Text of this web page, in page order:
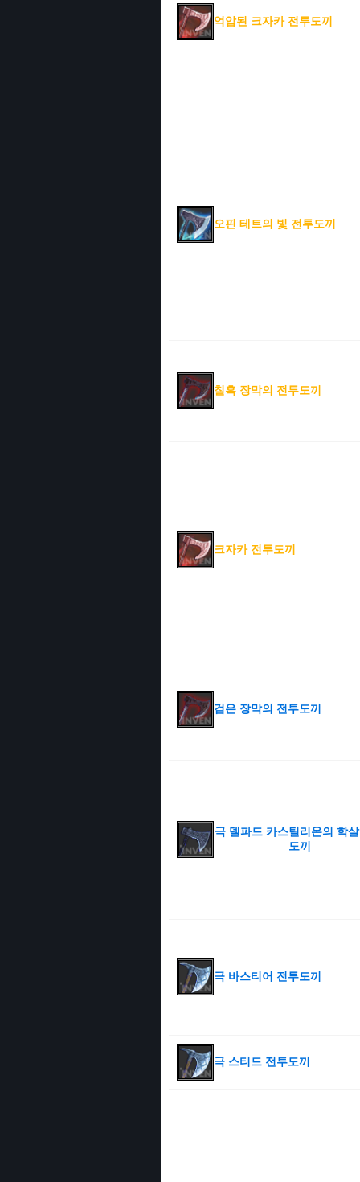
억압된 크자카 전투도끼
오핀 테트의 빛 전투도끼
칠흑 장막의 전투도끼
크자카 전투도끼
검은 장막의 전투도끼
극 델파드 카스틸리온의 학
도끼
극 바스티어 전투도끼
극 스티드 전투도끼